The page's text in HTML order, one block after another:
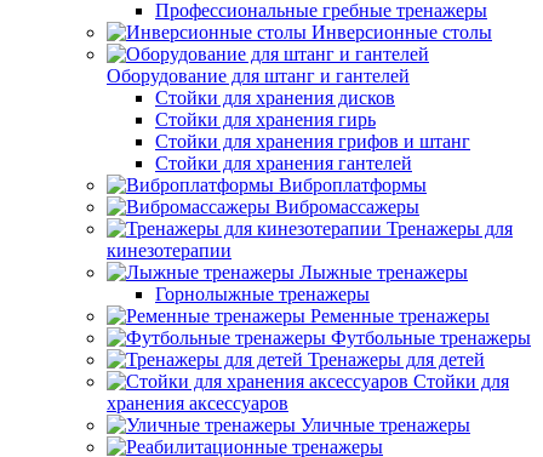
Профессиональные гребные тренажеры
Инверсионные столы
Оборудование для штанг и гантелей
Стойки для хранения дисков
Стойки для хранения гирь
Стойки для хранения грифов и штанг
Стойки для хранения гантелей
Виброплатформы
Вибромассажеры
Тренажеры для
кинезотерапии
Лыжные тренажеры
Горнолыжные тренажеры
Ременные тренажеры
Футбольные тренажеры
Тренажеры для детей
Стойки для
хранения аксессуаров
Уличные тренажеры